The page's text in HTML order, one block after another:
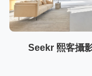
Seekr 熙客攝